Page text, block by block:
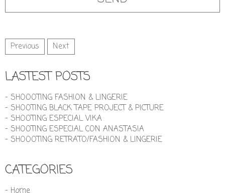
Previous Next
LASTEST POSTS
- SHOOOTING FASHION & LINGERIE
- SHOOTING BLACK TAPE PROJECT & PICTURE
- SHOOTING ESPECIAL VIKA
- SHOOTING ESPECIAL CON ANASTASIA
- SHOOOTING RETRATO/FASHION & LINGERIE
CATEGORIES